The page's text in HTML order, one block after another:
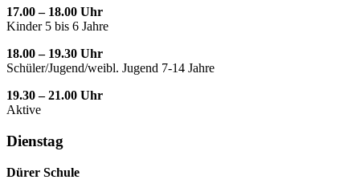
17.00 – 18.00 Uhr
Kinder 5 bis 6 Jahre
18.00 – 19.30 Uhr
Schüler/Jugend/weibl. Jugend 7-14 Jahre
19.30 – 21.00 Uhr
Aktive
Dienstag
Dürer Schule